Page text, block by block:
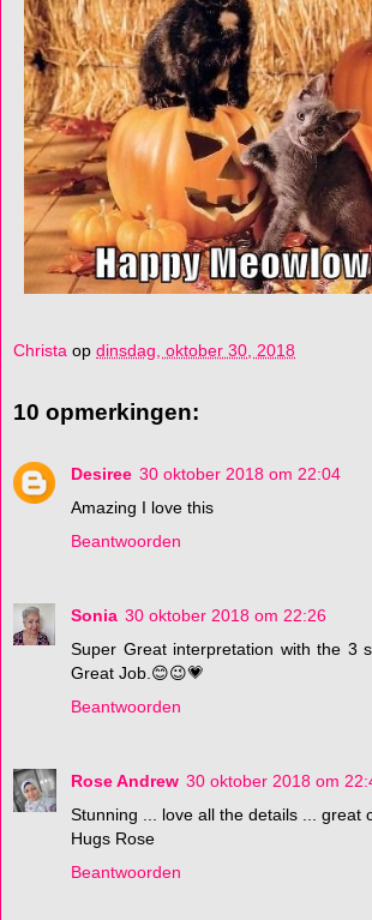
Christa op dinsdag, oktober 30, 2018
10 opmerkingen:
Desiree 30 oktober 2018 om 22:04
Amazing I love this
Beantwoorden
Sonia 30 oktober 2018 om 22:26
Super Great interpretation with the 3
Great Job.😊😉💗
Beantwoorden
Rose Andrew 30 oktober 2018 om
Stunning ... love all the details ... great
Hugs Rose
Beantwoorden